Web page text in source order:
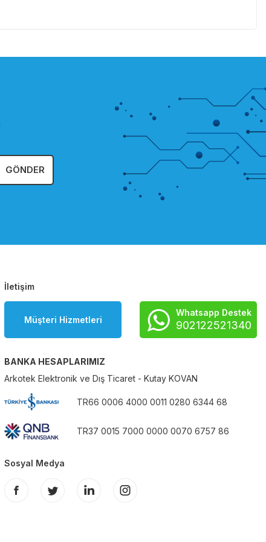
GÖNDER
İletişim
Müşteri Hizmetleri
Whatsapp Destek
902122521340
BANKA HESAPLARIMIZ
Arkotek Elektronik ve Dış Ticaret - Kutay KOVAN
TR66 0006 4000 0011 0280 6344 68
TR37 0015 7000 0000 0070 6757 86
Sosyal Medya